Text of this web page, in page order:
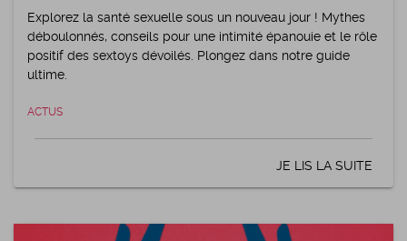
Explorez la santé sexuelle sous un nouveau jour ! Mythes
déboulonnés, conseils pour une intimité épanouie et le rôle
positif des sextoys dévoilés. Plongez dans notre guide
ultime.
ACTUS
JE LIS LA SUITE